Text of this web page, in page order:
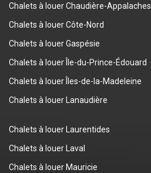
Chalets à louer Chaudière-Appalaches
Chalets à louer Côte-Nord
Chalets à louer Gaspésie
Chalets à louer Île-du-Prince-Édouard
Chalets à louer Îles-de-la-Madeleine
Chalets à louer Lanaudière
Chalets à louer Laurentides
Chalets à louer Laval
Chalets à louer Mauricie